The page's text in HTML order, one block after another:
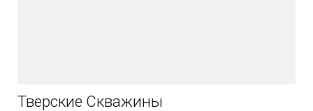
Тверские Скважины